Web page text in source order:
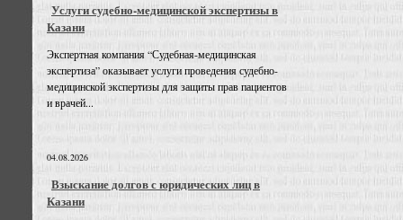
Услуги судебно-медицинской экспертизы в
Казани
Экспертная компания “Судебная-медицинская
экспертиза” оказывает услуги проведения судебно-
медицинской экспертизы для защиты прав пациентов
и врачей...
04.08.2026
Взыскание долгов с юридических лиц в
Казани